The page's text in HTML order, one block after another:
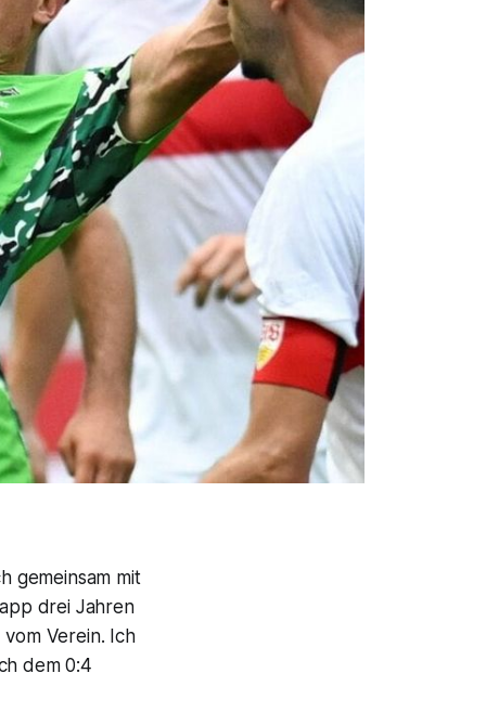
gemeinsam mit
drei Jahren
Verein. Ich
dem 0:4